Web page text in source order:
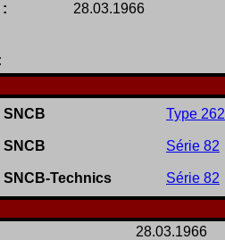
28.03.1966
SNCB Type 262
SNCB Série 82
SNCB-Technics Série 82
28.03.1966